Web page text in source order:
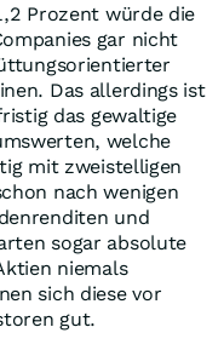
Prozent würde die
gar nicht
Das allerdings ist
das gewaltige
welche
mit zweistelligen
nach wenigen
und
sogar absolute
niemals
sich diese vor
gut.